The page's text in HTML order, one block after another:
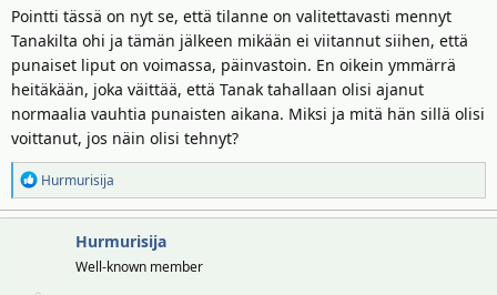
Pointti tässä on nyt se, että tilanne on valitettavasti mennyt
Tanakilta ohi ja tämän jälkeen mikään ei viitannut siihen, että
punaiset liput on voimassa, päinvastoin. En oikein ymmärrä
heitäkään, joka väittää, että Tanak tahallaan olisi ajanut
normaalia vauhtia punaisten aikana. Miksi ja mitä hän sillä olisi
voittanut, jos näin olisi tehnyt?
R
e
a
Hurmurisija
Hurmurisija
Well-known member